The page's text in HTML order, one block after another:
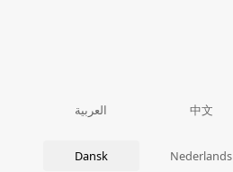
العربية 中文
Dansk Nederlands